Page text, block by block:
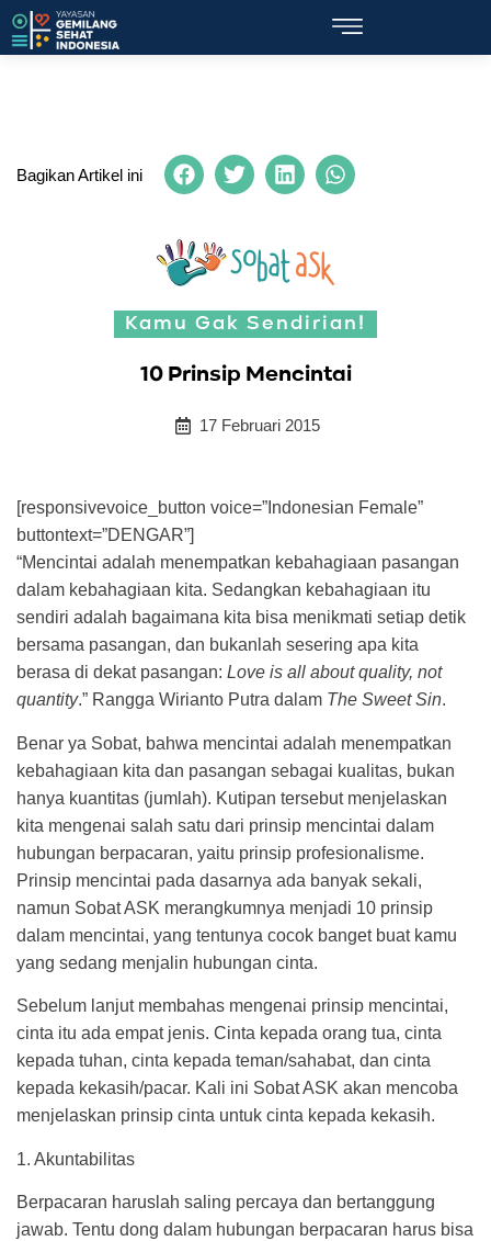
Bagikan Artikel ini
Kamu Gak Sendirian!
10 Prinsip Mencintai
17 Februari 2015
[responsivevoice_button voice=”Indonesian Female”
buttontext=”DENGAR”]
“Mencintai adalah menempatkan kebahagiaan pasangan
dalam kebahagiaan kita. Sedangkan kebahagiaan itu
sendiri adalah bagaimana kita bisa menikmati setiap detik
bersama pasangan, dan bukanlah sesering apa kita
berasa di dekat pasangan: Love is all about quality, not
quantity.” Rangga Wirianto Putra dalam The Sweet Sin.
Benar ya Sobat, bahwa mencintai adalah menempatkan
kebahagiaan kita dan pasangan sebagai kualitas, bukan
hanya kuantitas (jumlah). Kutipan tersebut menjelaskan
kita mengenai salah satu dari prinsip mencintai dalam
hubungan berpacaran, yaitu prinsip profesionalisme.
Prinsip mencintai pada dasarnya ada banyak sekali,
namun Sobat ASK merangkumnya menjadi 10 prinsip
dalam mencintai, yang tentunya cocok banget buat kamu
yang sedang menjalin hubungan cinta.
Sebelum lanjut membahas mengenai prinsip mencintai,
cinta itu ada empat jenis. Cinta kepada orang tua, cinta
kepada tuhan, cinta kepada teman/sahabat, dan cinta
kepada kekasih/pacar. Kali ini Sobat ASK akan mencoba
menjelaskan prinsip cinta untuk cinta kepada kekasih.
1. Akuntabilitas
Berpacaran haruslah saling percaya dan bertanggung
jawab. Tentu dong dalam hubungan berpacaran harus bisa